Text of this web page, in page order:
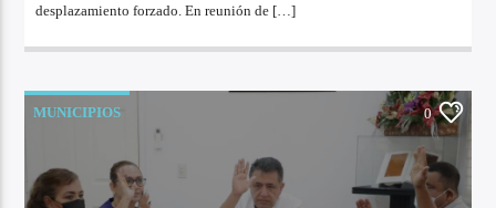
desplazamiento forzado. En reunión de […]
MUNICIPIOS 0